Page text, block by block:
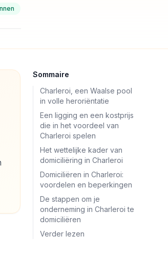
Sommaire
Charleroi, een Waalse pool
in volle heroriëntatie
Een ligging en een kostprijs
die in het voordeel van
Charleroi spelen
Het wettelijke kader van
domiciliëring in Charleroi
Domiciliëren in Charleroi:
voordelen en beperkingen
De stappen om je
onderneming in Charleroi te
domiciliëren
Verder lezen